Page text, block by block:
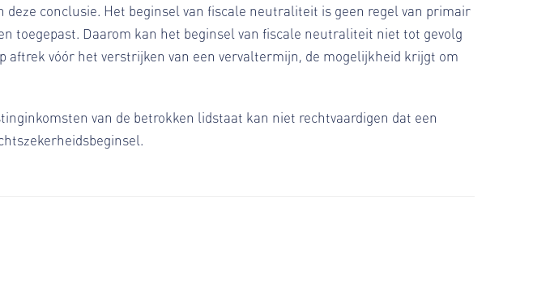
conclusie. Het beginsel van fiscale neutraliteit is geen regel van primair
toegepast. Daarom kan het beginsel van fiscale neutraliteit niet tot gevolg
vóór het verstrijken van een vervaltermijn, de mogelijkheid krijgt om
van de betrokken lidstaat kan niet rechtvaardigen dat een